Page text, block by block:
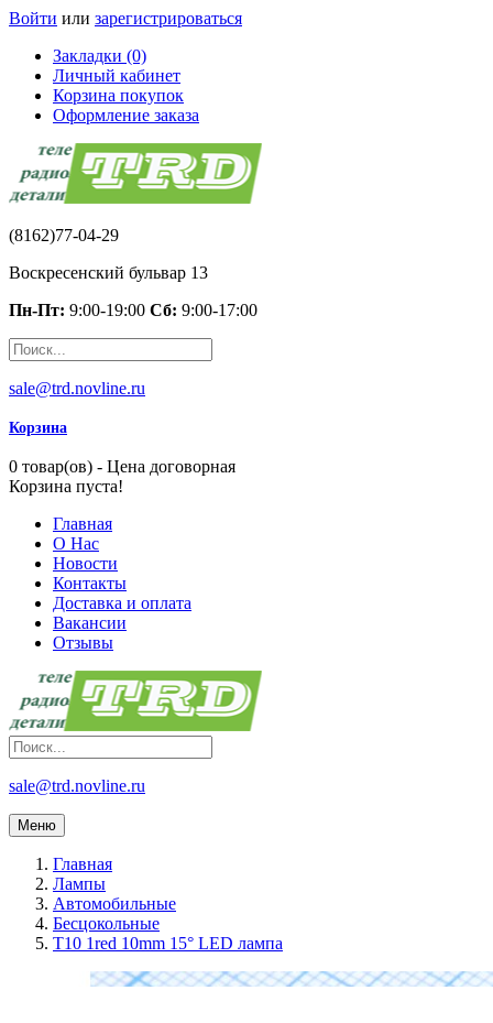
Войти или зарегистрироваться
Закладки (0)
Личный кабинет
Корзина покупок
Оформление заказа
(8162)77-04-29
Воскресенский бульвар 13
Пн-Пт: 9:00-19:00 Сб: 9:00-17:00
sale@trd.novline.ru
Корзина
0 товар(ов) - Цена договорная
Корзина пуста!
Главная
О Нас
Новости
Контакты
Доставка и оплата
Вакансии
Отзывы
sale@trd.novline.ru
Меню
Главная
Лампы
Автомобильные
Бесцокольные
T10 1red 10mm 15° LED лампа